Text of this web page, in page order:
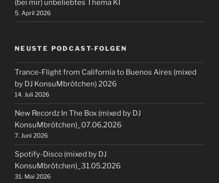
(bei mir) unbeliebtes Thema KI
5. April 2026
NEUSTE PODCAST-FOLGEN
Trance-Flight from California to Buenos Aires (mixed
by DJ KonsuMbrötchen) 2026
14. Juli 2026
New Recordz In The Box (mixed by DJ
KonsuMbrötchen)_07.06.2026
7. Juni 2026
Spotify-Disco (mixed by DJ
KonsuMbrötchen)_31.05.2026
31. Mai 2026